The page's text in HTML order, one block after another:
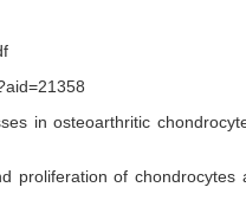
in osteoarthritic
proliferation of